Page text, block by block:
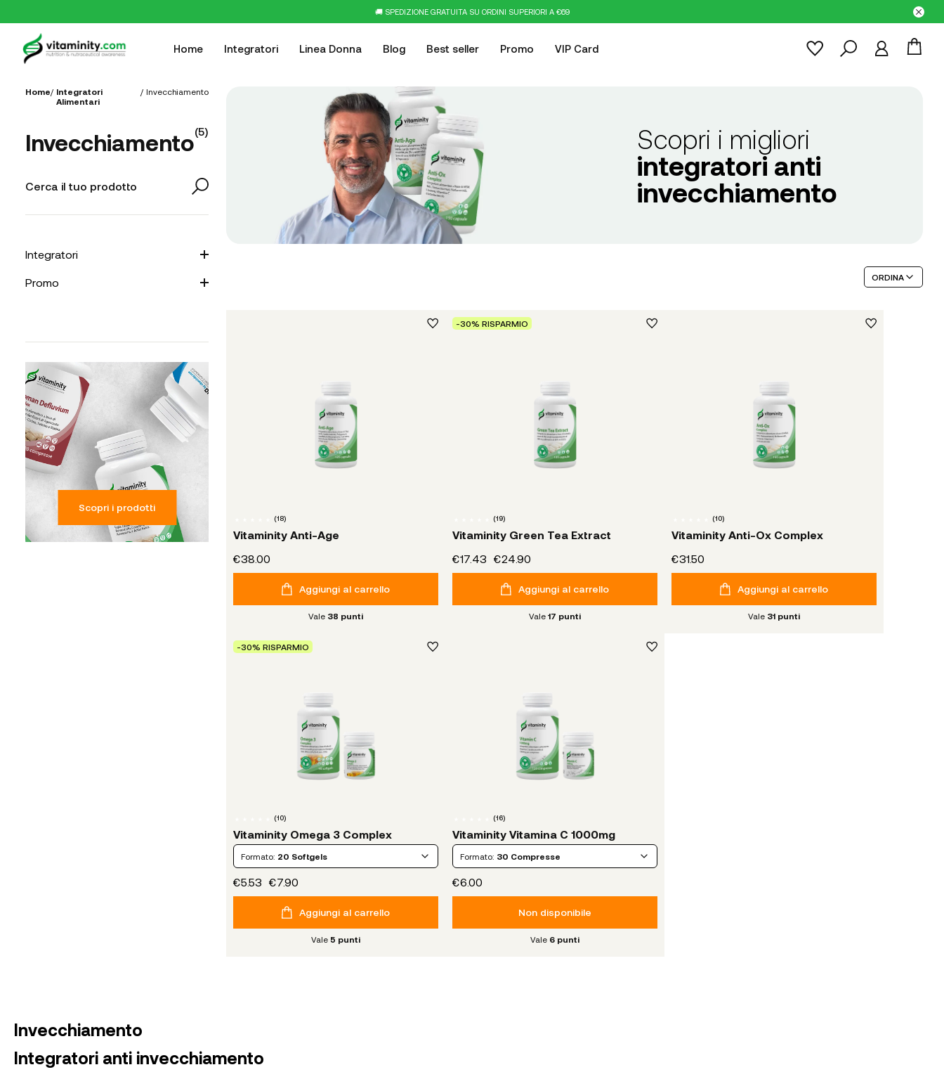
🚚 SPEDIZIONE GRATUITA SU ORDINI SUPERIORI A €69
Home Integratori Linea Donna Blog Best seller Promo VIP Card
Home/ Integratori
Alimentari
/ Invecchiamento
Invecchiamento(5)
Integratori
Promo
Scopri i prodotti
Scopri i migliori
integratori anti
invecchiamento
ORDINA
(18)
Vitaminity Anti-Age
€38.00
Aggiungi al carrello
Vale 38 punti
-30% RISPARMIO
(19)
Vitaminity Green Tea Extract
€17.43 €24.90
Aggiungi al carrello
Vale 17 punti
(10)
Vitaminity Anti-Ox Complex
€31.50
Aggiungi al carrello
Vale 31 punti
-30% RISPARMIO
(10)
Vitaminity Omega 3 Complex
Formato: 20 Softgels
€5.53 €7.90
Aggiungi al carrello
Vale 5 punti
(16)
Vitaminity Vitamina C 1000mg
Formato: 30 Compresse
€6.00
Non disponibile
Vale 6 punti
Invecchiamento
Integratori anti invecchiamento